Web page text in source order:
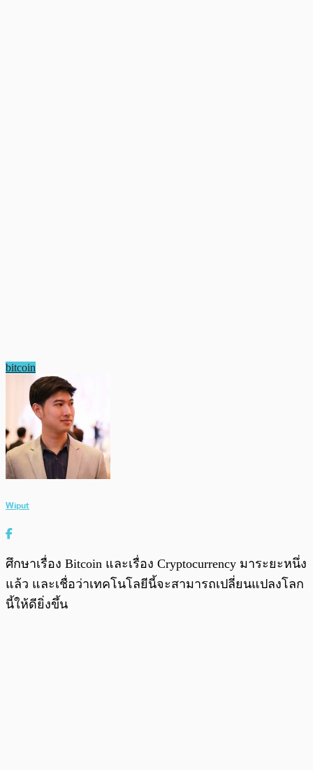
bitcoin
Wiput
ศึกษาเรื่อง Bitcoin และเรื่อง Cryptocurrency มาระยะหนึ่ง
แล้ว และเชื่อว่าเทคโนโลยีนี้จะสามารถเปลี่ยนแปลงโลก
นี้ให้ดียิ่งขึ้น